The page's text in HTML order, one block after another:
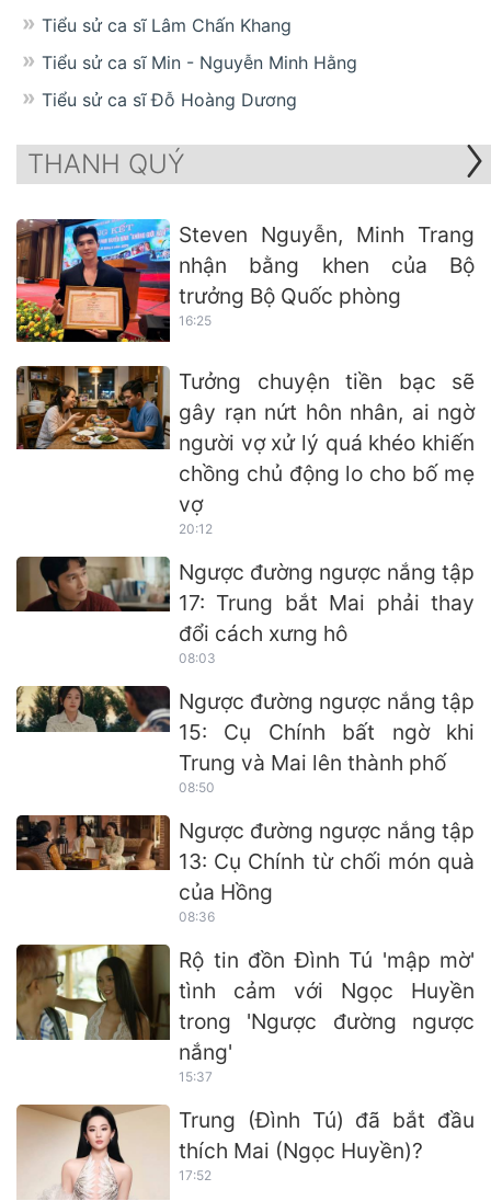
Tiểu sử ca sĩ Lâm Chấn Khang
Tiểu sử ca sĩ Min - Nguyễn Minh Hằng
Tiểu sử ca sĩ Đỗ Hoàng Dương
THANH QUÝ
Steven Nguyễn, Minh Trang
nhận bằng khen của Bộ
trưởng Bộ Quốc phòng
16:25
Tưởng chuyện tiền bạc sẽ
gây rạn nứt hôn nhân, ai ngờ
người vợ xử lý quá khéo khiến
chồng chủ động lo cho bố mẹ
vợ
20:12
Ngược đường ngược nắng tập
17: Trung bắt Mai phải thay
đổi cách xưng hô
08:03
Ngược đường ngược nắng tập
15: Cụ Chính bất ngờ khi
Trung và Mai lên thành phố
08:50
Ngược đường ngược nắng tập
13: Cụ Chính từ chối món quà
của Hồng
08:36
Rộ tin đồn Đình Tú 'mập mờ'
tình cảm với Ngọc Huyền
trong 'Ngược đường ngược
nắng'
15:37
Trung (Đình Tú) đã bắt đầu
thích Mai (Ngọc Huyền)?
17:52